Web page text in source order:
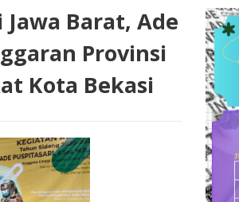
Jawa Barat, Ade
Provinsi
Kota Bekasi